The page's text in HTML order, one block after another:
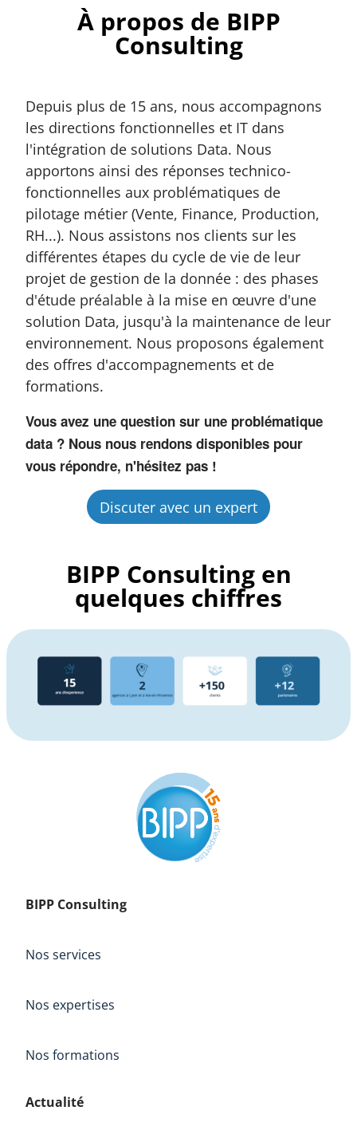
u
s
À propos de BIPP
Consulting
Depuis plus de 15 ans, nous accompagnons
les directions fonctionnelles et IT dans
l'intégration de solutions Data. Nous
apportons ainsi des réponses technico-
fonctionnelles aux problématiques de
pilotage métier (Vente, Finance, Production,
RH...). Nous assistons nos clients sur les
différentes étapes du cycle de vie de leur
projet de gestion de la donnée : des phases
d'étude préalable à la mise en œuvre d'une
solution Data, jusqu'à la maintenance de leur
environnement. Nous proposons également
des offres d'accompagnements et de
formations.
Vous avez une question sur une problématique
data ? Nous nous rendons disponibles pour
vous répondre, n'hésitez pas !
Discuter avec un expert
BIPP Consulting en
quelques chiffres
BIPP Consulting
Nos services
Nos expertises
Nos formations
Actualité